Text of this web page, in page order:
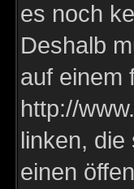
es noch
Deshalb
auf einem
http://
linken,
einen